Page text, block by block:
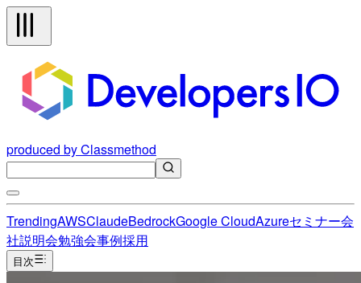
produced by Classmethod
TrendingAWSClaudeBedrockGoogle CloudAzureセミナー会
社説明会勉強会事例採用
目次